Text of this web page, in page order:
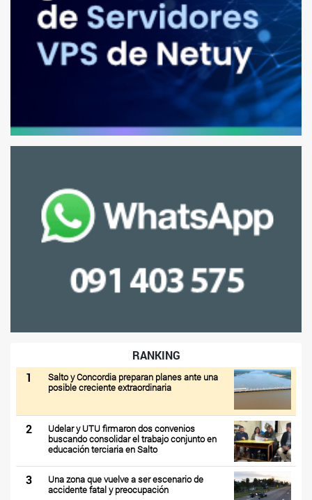
RANKING
1
Salto y Concordia preparan planes ante una
posible creciente extraordinaria
2
Udelar y UTU firmaron dos convenios
buscando consolidar el trabajo conjunto en
educación terciaria en Salto
3
Una zona que vuelve a ser escenario de
accidente fatal y preocupación